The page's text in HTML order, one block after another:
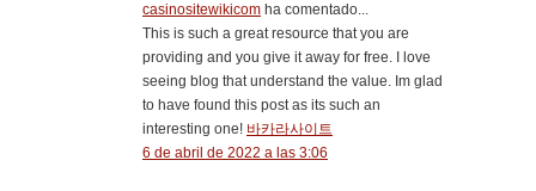
casinositewikicom ha comentado...
This is such a great resource that you are
providing and you give it away for free. I love
seeing blog that understand the value. Im glad
to have found this post as its such an
interesting one! 바카라사이트
6 de abril de 2022 a las 3:06